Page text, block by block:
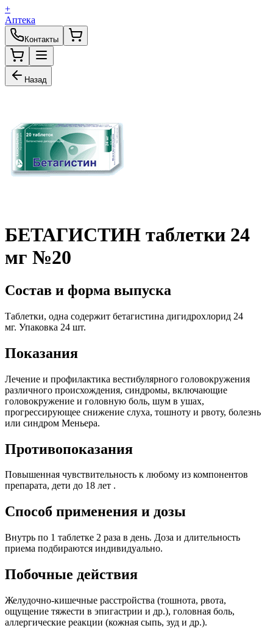
+
Аптека
Контакты
Назад
БЕТАГИСТИН таблетки 24
мг №20
Состав и форма выпуска
Таблетки, одна содержит бетагистина дигидрохлорид 24
мг. Упаковка 24 шт.
Показания
Лечение и профилактика вестибулярного головокружения
различного происхождения, синдромы, включающие
головокружение и головную боль, шум в ушах,
прогрессирующее снижение слуха, тошноту и рвоту, болезнь
или синдром Меньера.
Противопоказания
Повышенная чувствительность к любому из компонентов
препарата, дети до 18 лет .
Способ применения и дозы
Внутрь по 1 таблетке 2 раза в день. Доза и длительность
приема подбираются индивидуально.
Побочные действия
Желудочно-кишечные расстройства (тошнота, рвота,
ощущение тяжести в эпигастрии и др.), головная боль,
аллергические реакции (кожная сыпь, зуд и др.).